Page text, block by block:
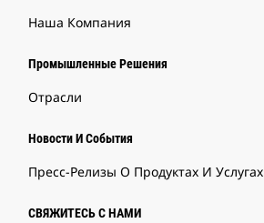
Наша Компания
Промышленные Решения
Отрасли
Новости И События
Пресс-Релизы О Продуктах И Услугах
СВЯЖИТЕСЬ С НАМИ